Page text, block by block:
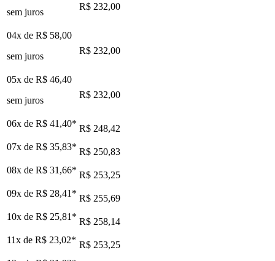
sem juros
R$ 232,00
04x de R$ 58,00
sem juros
R$ 232,00
05x de R$ 46,40
sem juros
R$ 232,00
06x de R$ 41,40* R$ 248,42
07x de R$ 35,83* R$ 250,83
08x de R$ 31,66* R$ 253,25
09x de R$ 28,41 * R$ 255,69
10x de R$ 25,81 * R$ 258,14
11x de R$ 23,02* R$ 253,25